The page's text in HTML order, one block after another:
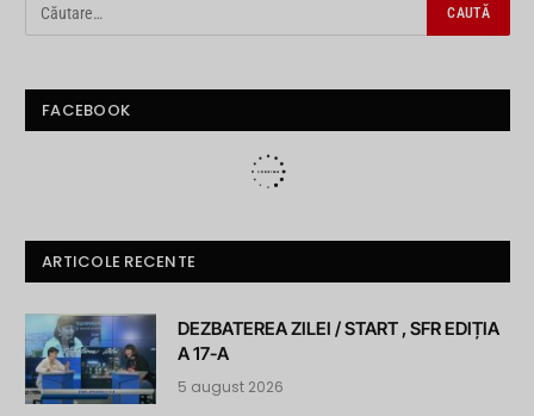
FACEBOOK
ARTICOLE RECENTE
DEZBATEREA ZILEI / START , SFR EDIȚIA
A 17-A
5 august 2026